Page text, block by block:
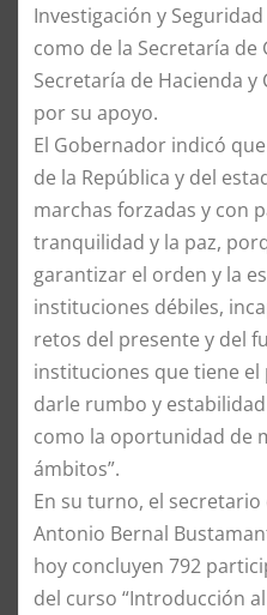
Investigación y
como de la Secretaría de
Secretaría de Hacienda y
por su apoyo.
El Gobernador indicó
de la República y del
marchas forzadas y con
tranquilidad y la paz,
garantizar el orden y la
instituciones débiles,
retos del presente y del
instituciones que tiene el
darle rumbo y
como la oportunidad de
ámbitos”.
En su turno, el secretario
Antonio Bernal
hoy concluyen 792
del curso “Introducción